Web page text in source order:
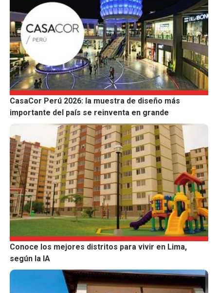
CasaCor Perú 2026: la muestra de diseño más
importante del país se reinventa en grande
Conoce los mejores distritos para vivir en Lima,
según la IA